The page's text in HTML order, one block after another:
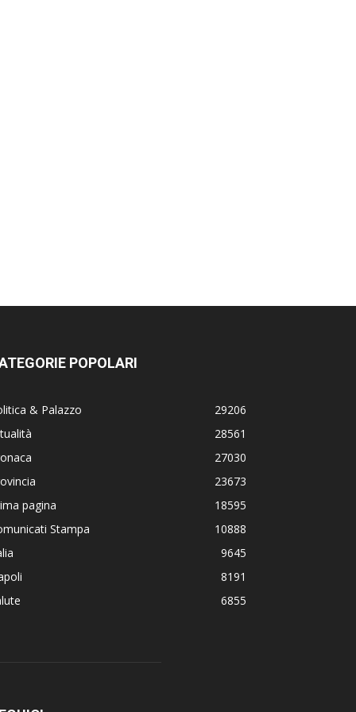
POPOLARI
& Palazzo
29206
28561
27030
23673
pagina
18595
Stampa
10888
9645
8191
6855